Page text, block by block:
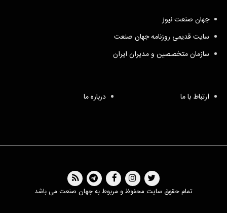
جهان صنعت نیوز
سایت قدیمی روزنامه جهان صنعت
سازمان متخصصین و مدیران ایران
ارتباط با ما درباره ما
تمام حقوق سایت محفوظ و مربوط به جهان صنعت می باشد